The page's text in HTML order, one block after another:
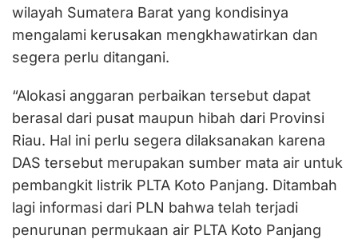
wilayah Sumatera Barat yang kondisinya
mengalami kerusakan mengkhawatirkan dan
segera perlu ditangani.
“Alokasi anggaran perbaikan tersebut dapat
berasal dari pusat maupun hibah dari Provinsi
Riau. Hal ini perlu segera dilaksanakan karena
DAS tersebut merupakan sumber mata air untuk
pembangkit listrik PLTA Koto Panjang. Ditambah
lagi informasi dari PLN bahwa telah terjadi
penurunan permukaan air PLTA Koto Panjang